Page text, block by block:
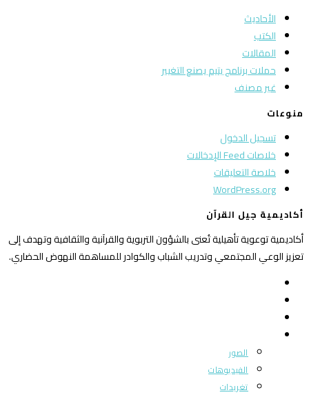
الأحاديث
الكتب
المقالات
حملات برنامج يتيم يصنع التغيير
غير مصنف
منوعات
تسجيل الدخول
خلاصات Feed الإدخالات
خلاصة التعليقات
WordPress.org
أكاديمية جيل القرآن
أكاديمية توعوية تأهيلية تُعنى بالشؤون التربوية والقرآنية والثقافية وتهدف إلى
تعزيز الوعي المجتمعي وتدريب الشباب والكوادر للمساهمة النهوض الحضاري.
الصور
الفيديوهات
تغريدات